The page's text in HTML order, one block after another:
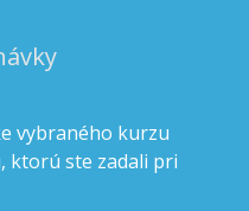
vybraného kurzu
ktorú ste zadali pri